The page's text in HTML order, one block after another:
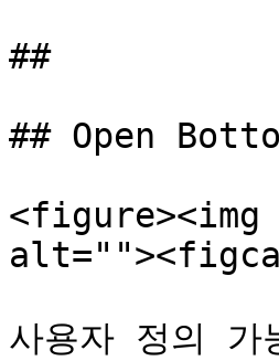
##
## Open
사용자 정의 가